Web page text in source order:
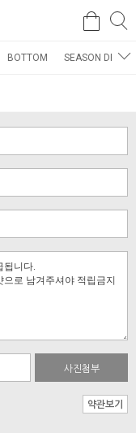
검색
BOTTOM SEASON DRESS
사진첨부
약관보기